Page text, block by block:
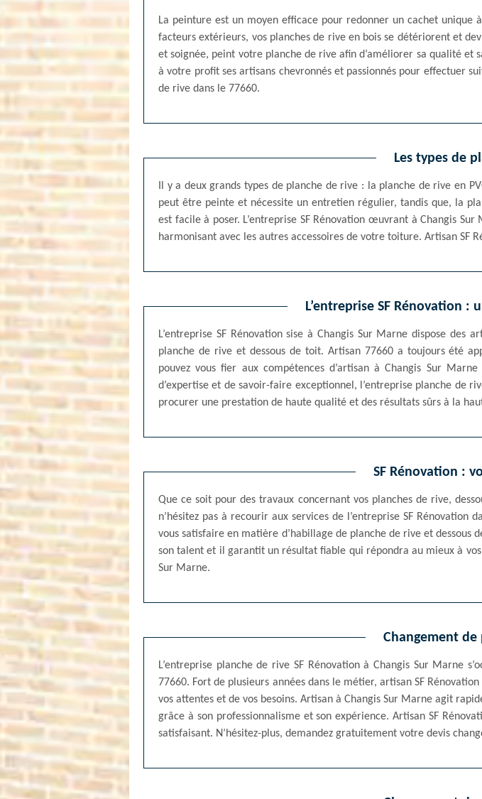
La peinture est un moyen efficace pour redonner un cachet unique
facteurs extérieurs, vos planches de rive en bois se détériorent et
et soignée, peint votre planche de rive afin d’améliorer sa qualité et
à votre profit ses artisans chevronnés et passionnés pour effectuer
de rive dans le 77660.
Les types de
Il y a deux grands types de planche de rive : la planche de rive en
peut être peinte et nécessite un entretien régulier, tandis que, la
est facile à poser. L’entreprise SF Rénovation œuvrant à Changis
harmonisant avec les autres accessoires de votre toiture. Artisan SF
L’entreprise SF Rénovation :
L’entreprise SF Rénovation sise à Changis Sur Marne dispose des
planche de rive et dessous de toit. Artisan 77660 a toujours été
pouvez vous fier aux compétences d’artisan à Changis Sur
d’expertise et de savoir-faire exceptionnel, l’entreprise planche de
procurer une prestation de haute qualité et des résultats sûrs à la
SF Rénovation :
Que ce soit pour des travaux concernant vos planches de rive,
n’hésitez pas à recourir aux services de l’entreprise SF
vous satisfaire en matière d’habillage de planche de rive et
son talent et il garantit un résultat fiable qui répondra au mieux à
Sur Marne.
Changement
L’entreprise planche de rive SF Rénovation à Changis Sur Marne
77660. Fort de plusieurs années dans le métier, artisan SF
vos attentes et de vos besoins. Artisan à Changis Sur Marne agit
grâce à son professionnalisme et son expérience. Artisan SF
satisfaisant. N’hésitez-plus, demandez gratuitement votre devis